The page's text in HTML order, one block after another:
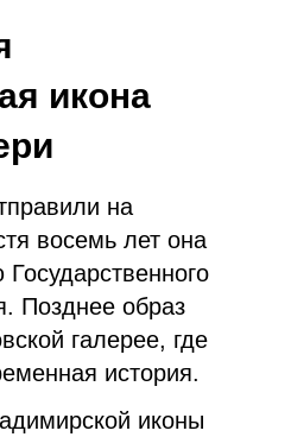
икона
на
восемь лет она
Позднее образ
галерее, где
история.
иконы